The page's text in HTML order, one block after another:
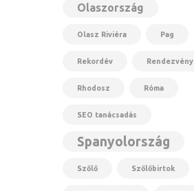
Olaszország
Olasz Riviéra Pag
Rekordév Rendezvény
Rhodosz Róma
SEO tanácsadás
Spanyolország
Szőlő Szőlőbirtok